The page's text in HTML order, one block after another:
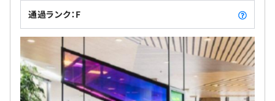
通過ランク：F